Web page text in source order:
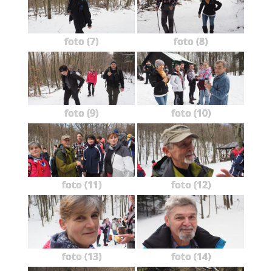
foto (7) foto (8)
foto (9) foto (10)
foto (11) foto (12)
foto (13) foto (14)